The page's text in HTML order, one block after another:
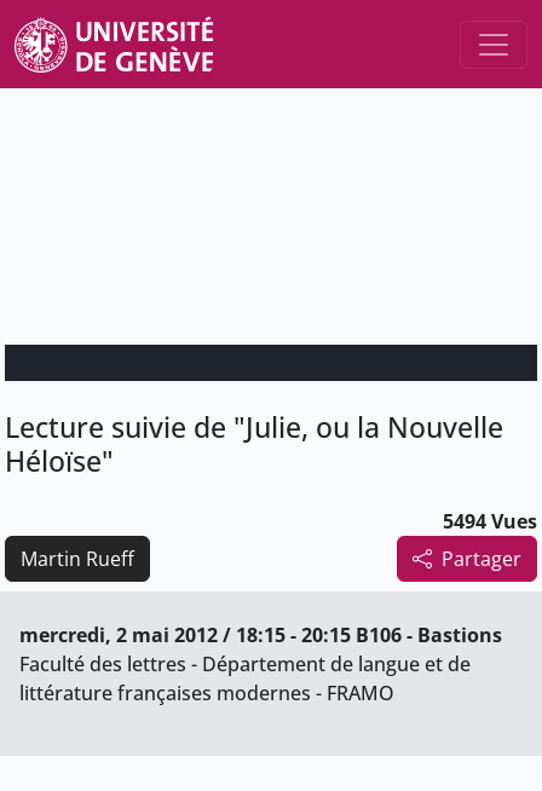
Lecture suivie de "Julie, ou la Nouvelle
Héloïse"
5494 Vues
Partager
Martin Rueff
mercredi, 2 mai 2012 / 18:15 - 20:15 B106 - Bastions
Faculté des lettres - Département de langue et de
littérature françaises modernes - FRAMO